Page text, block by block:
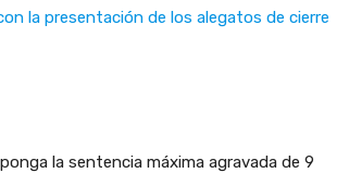
la presentación de los alegatos de cierre
la sentencia máxima agravada de 9